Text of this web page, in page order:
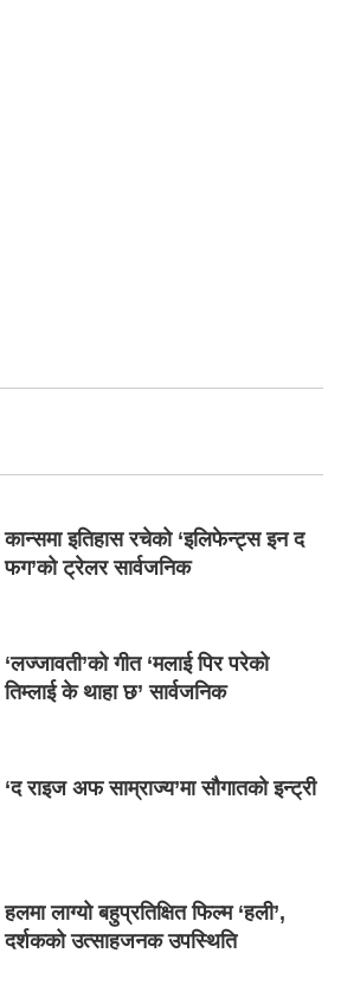
कान्समा इतिहास रचेको ‘इलिफेन्ट्स इन द
फग’को ट्रेलर सार्वजनिक
‘लज्जावती’को गीत ‘मलाई पिर परेको
तिम्लाई के थाहा छ’ सार्वजनिक
‘द राइज अफ साम्राज्य’मा सौगातको इन्ट्री
हलमा लाग्यो बहुप्रतिक्षित फिल्म ‘हली’,
दर्शकको उत्साहजनक उपस्थिति